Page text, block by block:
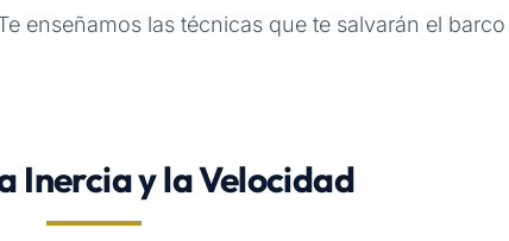
enseñamos las técnicas que te salvarán el barco
Inercia y la Velocidad